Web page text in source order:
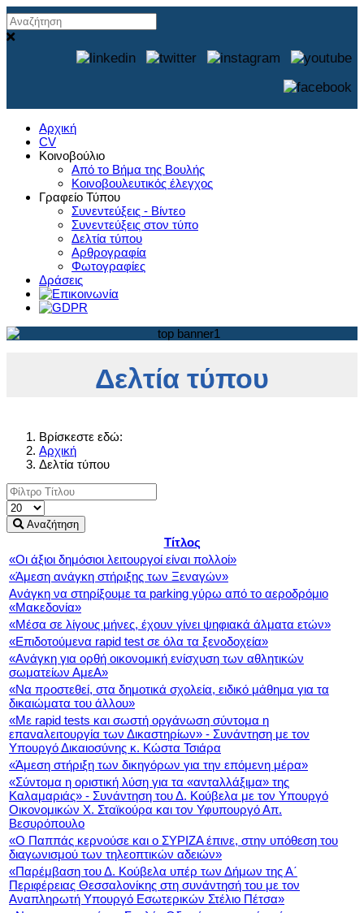
Αρχική
CV
Κοινοβούλιο
Από το Βήμα της Βουλής
Κοινοβουλευτικός έλεγχος
Γραφείο Τύπου
Συνεντεύξεις - Βίντεο
Συνεντεύξεις στον τύπο
Δελτία τύπου
Αρθρογραφία
Φωτογραφίες
Δράσεις
Δελτία τύπου
Βρίσκεστε εδώ:
Αρχική
Δελτία τύπου
Εμφάνιση
#
Αναζήτηση
Τίτλος
«Οι άξιοι δημόσιοι λειτουργοί είναι πολλοί»
«Άμεση ανάγκη στήριξης των Ξεναγών»
Ανάγκη να στηρίξουμε τα parking γύρω από το αεροδρόμιο
«Μακεδονία»
«Μέσα σε λίγους μήνες, έχουν γίνει ψηφιακά άλματα ετών»
«Επιδοτούμενα rapid test σε όλα τα ξενοδοχεία»
«Ανάγκη για ορθή οικονομική ενίσχυση των αθλητικών
σωματείων ΑμεΑ»
«Να προστεθεί, στα δημοτικά σχολεία, ειδικό μάθημα για τα
δικαιώματα του άλλου»
«Με rapid tests και σωστή οργάνωση σύντομα η
επαναλειτουργία των Δικαστηρίων» - Συνάντηση με τον
Υπουργό Δικαιοσύνης κ. Κώστα Τσιάρα
«Άμεση στήριξη των δικηγόρων για την επόμενη μέρα»
«Σύντομα η οριστική λύση για τα «ανταλλάξιμα» της
Καλαμαριάς» - Συνάντηση του Δ. Κούβελα με τον Υπουργό
Οικονομικών Χ. Σταϊκούρα και τον Υφυπουργό Απ.
Βεσυρόπουλο
«Ο Παππάς κερνούσε και ο ΣΥΡΙΖΑ έπινε, στην υπόθεση του
διαγωνισμού των τηλεοπτικών αδειών»
«Παρέμβαση του Δ. Κούβελα υπέρ των Δήμων της Α΄
Περιφέρειας Θεσσαλονίκης στη συνάντησή του με τον
Αναπληρωτή Υπουργό Εσωτερικών Στέλιο Πέτσα»